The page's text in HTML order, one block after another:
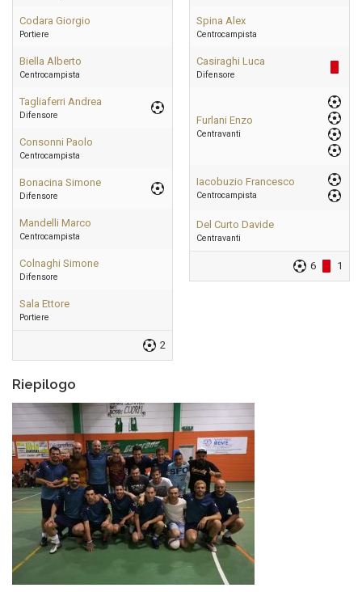
Codara Giorgio
Portiere
Biella Alberto
Centrocampista
Tagliaferri Andrea
Difensore
Consonni Paolo
Centrocampista
Bonacina Simone
Difensore
Mandelli Marco
Centrocampista
Colnaghi Simone
Difensore
Sala Ettore
Portiere
2
Spina Alex
Centrocampista
Casiraghi Luca
Difensore
Furlani Enzo
Centravanti
Iacobuzio Francesco
Centrocampista
Del Curto Davide
Centravanti
6 1
Riepilogo